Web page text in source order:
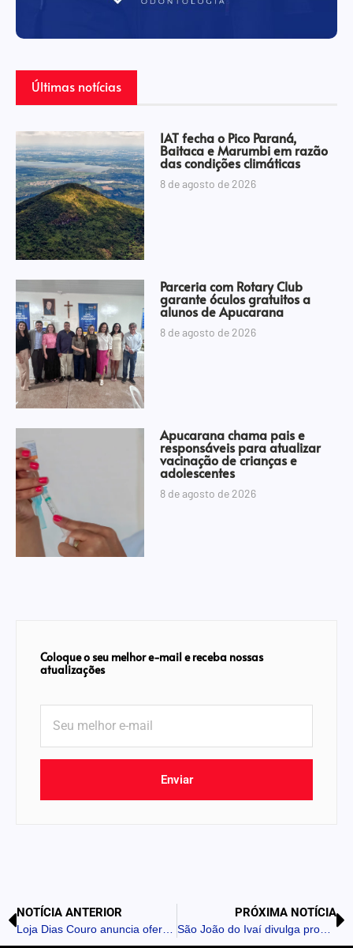
Últimas notícias
IAT fecha o Pico Paraná,
Baitaca e Marumbi em razão
das condições climáticas
8 de agosto de 2026
Parceria com Rotary Club
garante óculos gratuitos a
alunos de Apucarana
8 de agosto de 2026
Apucarana chama pais e
responsáveis para atualizar
vacinação de crianças e
adolescentes
8 de agosto de 2026
Coloque o seu melhor e-mail e receba nossas
atualizações
Enviar
NOTÍCIA ANTERIOR
Loja Dias Couro anuncia ofertas especiais de fim de ano em Apucarana
PRÓXIMA NOTÍCIA
São João do Ivaí divulga programação do Réveillon 2026 na Praça da Bíblia